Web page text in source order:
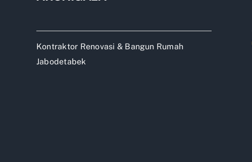
Kontraktor Renovasi & Bangun Rumah
Jabodetabek